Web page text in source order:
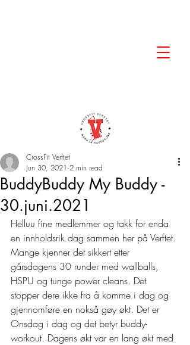
BuddyBuddy My Buddy -
30.juni.2021
CrossFit Verftet
Jun 30, 2021 2 min read
Helluu fine medlemmer og takk for enda
en innholdsrik dag sammen her på Verftet.
Mange kjenner det sikkert etter
gårsdagens 30 runder med wallballs,
HSPU og tunge power cleans. Det
stopper dere ikke fra å komme i dag og
gjennomføre en nokså gøy økt. Det er
Onsdag i dag og det betyr buddy-
workout. Dagens økt var en lang økt med